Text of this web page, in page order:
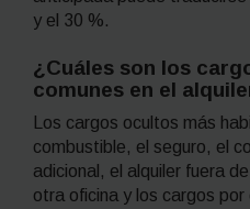
y el 30 %.
¿Cuáles son los
comunes en el
Los cargos ocultos más
combustible, el seguro, el
adicional, el alquiler fuera
otra oficina y los cargos